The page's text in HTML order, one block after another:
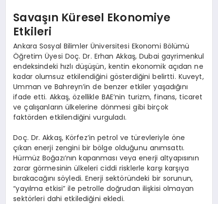
Savaşın Küresel Ekonomiye
Etkileri
Ankara Sosyal Bilimler Üniversitesi Ekonomi Bölümü
Öğretim Üyesi Doç. Dr. Erhan Akkaş, Dubai gayrimenkul
endeksindeki hızlı düşüşün, kentin ekonomik açıdan ne
kadar olumsuz etkilendiğini gösterdiğini belirtti. Kuveyt,
Umman ve Bahreyn’in de benzer etkiler yaşadığını
ifade etti. Akkaş, özellikle BAE’nin turizm, finans, ticaret
ve çalışanların ülkelerine dönmesi gibi birçok
faktörden etkilendiğini vurguladı.
Doç. Dr. Akkaş, Körfez’in petrol ve türevleriyle öne
çıkan enerji zengini bir bölge olduğunu anımsattı.
Hürmüz Boğazı’nın kapanması veya enerji altyapısının
zarar görmesinin ülkeleri ciddi risklerle karşı karşıya
bırakacağını söyledi. Enerji sektöründeki bir sorunun,
“yayılma etkisi” ile petrolle doğrudan ilişkisi olmayan
sektörleri dahi etkilediğini ekledi.